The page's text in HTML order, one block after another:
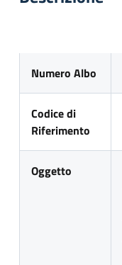
Numero Albo
Codice di
Riferimento
Oggetto